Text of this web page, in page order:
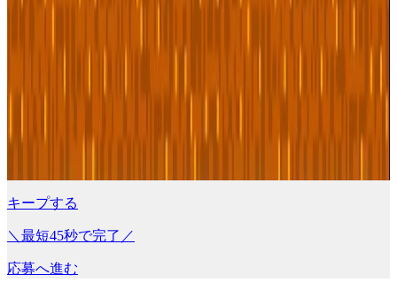
キープする
＼最短45秒で完了／
応募へ進む